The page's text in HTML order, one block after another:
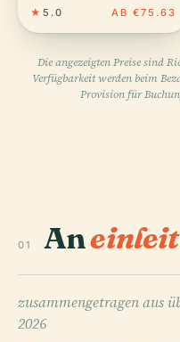
★ 5.0 AB €75.63
Die angezeigten Preise sind
Verfügbarkeit werden beim
Provision für
01 An
zusammengetragen aus
2026